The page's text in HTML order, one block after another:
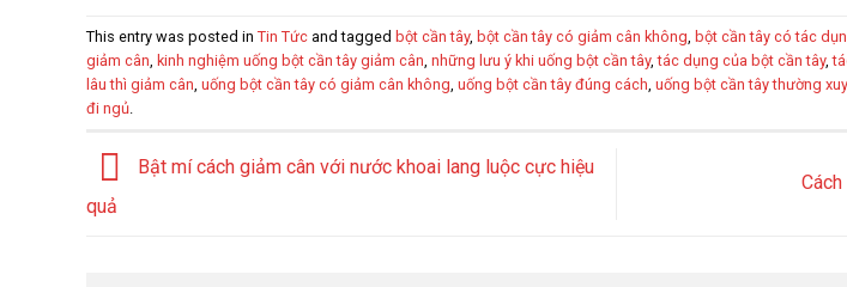
This entry was posted in Tin Tức and tagged bột cần tây, bột cần tây có giảm cân không bột cần tây có tác
giảm cân kinh nghiệm uống bột cần tây giảm cân những lưu ý khi uống bột cần tây,tác dụng của bột cần tây,
lâu thì giảm cân uống bột cần tây có giảm cân không uống bột cần tây đúng cách uống bột cần tây thường
đi ngủ
Bật mí cách giảm cân với nước khoai lang luộc cực hiệu
quả